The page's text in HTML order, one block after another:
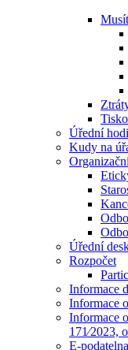
Úřední
Kudy na
Úřední
Rozpočet
Informace
Informace
Informace
171⁄2023,
E-podatelna